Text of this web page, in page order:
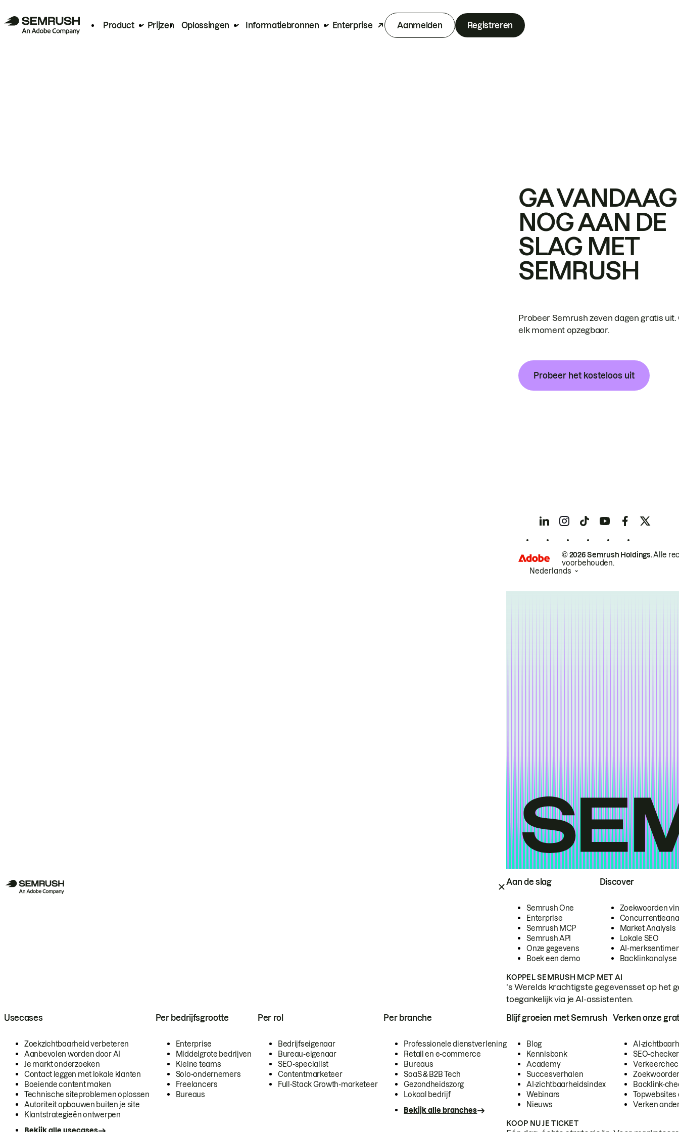
Product Prijzen Oplossingen Informatiebronnen Enterprise Aanmelden Registreren
Aan de slag
Semrush One
Enterprise
Semrush MCP
Semrush API
Onze gegevens
Boek een demo
Discover
Zoekwoorden
Market Analysis
Lokale SEO
AI-
Backlinkanalyse
KOPPEL SEMRUSH MCP MET AI
's Werelds krachtigste gegevensset op het
toegankelijk via je AI-assistenten.
Usecases
Zoekzichtbaarheid verbeteren
Aanbevolen worden door AI
Je markt onderzoeken
Contact leggen met lokale klanten
Boeiende content maken
Technische siteproblemen oplossen
Autoriteit opbouwen buiten je site
Klantstrategieën ontwerpen
Per bedrijfsgrootte
Enterprise
Middelgrote bedrijven
Kleine teams
Solo-ondernemers
Freelancers
Bureaus
Per rol
Bedrijfseigenaar
Bureau-eigenaar
SEO-specialist
Contentmarketeer
Full-Stack Growth-marketeer
Per branche
Professionele dienstverlening
Retail en e-commerce
Bureaus
SaaS & B2B Tech
Gezondheidszorg
Lokaal bedrijf
Bekijk alle branches
Blijf groeien met Semrush
Blog
Kennisbank
Academy
Succesverhalen
AI-zichtbaarheidsindex
Webinars
Nieuws
Verken onze
AI-
SEO-checker
Backlink-
Topwebsites
Verken
KOOP NU JE TICKET
GA VANDAAG
NOG AAN DE
SLAG MET
SEMRUSH
Probeer Semrush zeven dagen gratis uit.
elk moment opzegbaar.
Probeer het kosteloos uit
© 2026 Semrush Holdings.Alle
voorbehouden.
Nederlands